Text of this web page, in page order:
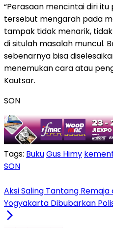
“Perasaan mencintai diri
tersebut mengarah pada
tampak tidak menarik,
di situlah masalah muncul.
sebenarnya bisa
menemukan cara atau
Kautsar.
SON
Tags: BukuGus Himy
SON
Aksi Saling Tantang
Yogyakarta Dibubarkan